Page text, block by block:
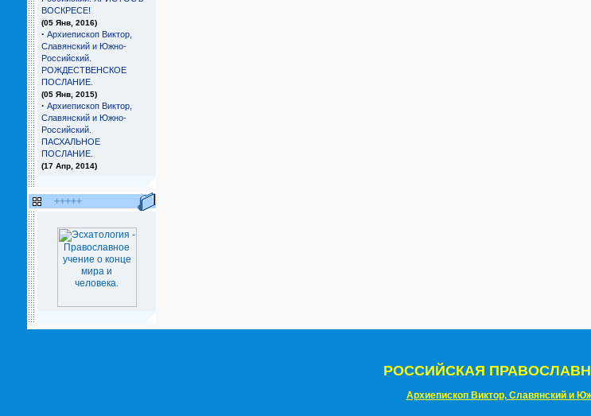
ВОСКРЕСЕ!
(05 Янв, 2016)
· Архиепископ Виктор,
Славянский и Южно-
Российский.
РОЖДЕСТВЕНСКОЕ
ПОСЛАНИЕ.
(05 Янв, 2015)
· Архиепископ Виктор,
Славянский и Южно-
Российский.
ПАСХАЛЬНОЕ
ПОСЛАНИЕ.
(17 Апр, 2014)
+++++
РОССИЙСКАЯ
Архиепископ Виктор, Славянский и